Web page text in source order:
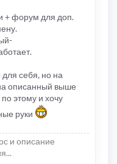
+ форум для доп.
себя, но на
описанный выше
этому и хочу
руки
и описание